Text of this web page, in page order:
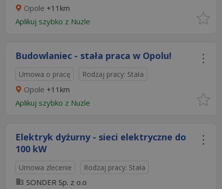
Opole +11km
Aplikuj szybko z Nuzle
Budowlaniec - stała praca w Opolu!
Umowa o pracę Rodzaj pracy: Stała
Opole +11km
Aplikuj szybko z Nuzle
Elektryk dyżurny - sieci elektryczne do
100 kW
Umowa zlecenie Rodzaj pracy: Stała
SONDER Sp. z o.o